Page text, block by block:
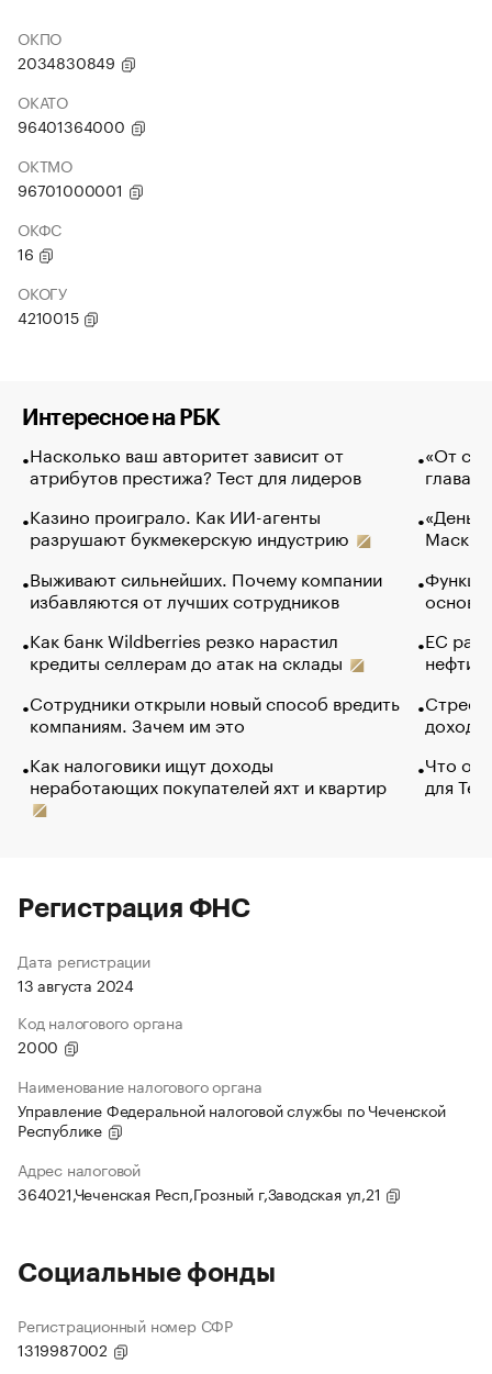
ОКПО
2034830849
ОКАТО
96401364000
ОКТМО
96701000001
ОКФС
16
ОКОГУ
4210015
Интересное на РБК
Насколько ваш авторитет зависит от
атрибутов престижа? Тест для лидеров
Казино проиграло. Как ИИ-агенты
разрушают букмекерскую индустрию
Выживают сильнейших. Почему компании
избавляются от лучших сотрудников
Как банк Wildberries резко нарастил
кредиты селлерам до атак на склады
Сотрудники открыли новый способ вредить
компаниям. Зачем им это
Как налоговики ищут доходы
неработающих покупателей яхт и квартир
«От
глава
Маск в
основ
ЕС
нефти
Что
для
Регистрация ФНС
Дата регистрации
13 августа 2024
Код налогового органа
2000
Наименование налогового органа
Управление Федеральной налоговой службы по Чеченской
Республике
Адрес налоговой
364021,Чеченская Респ,Грозный г,Заводская ул,21
Социальные фонды
Регистрационный номер СФР
1319987002